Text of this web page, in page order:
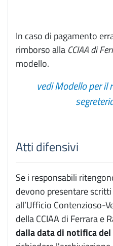
In caso di pagamento
rimborso alla CCIAA di
modello.
vedi Modello per
Atti difensivi
Se i responsabili
devono presentare
all’Ufficio Contenzioso-
della CCIAA di Ferrara e
dalla data di notifica